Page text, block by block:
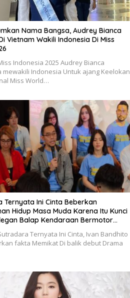
Nama Bangsa, Audrey Bianca
Vietnam Wakili Indonesia Di Miss
Indonesia 2025 Audrey Bianca
mewakili Indonesia Untuk ajang Keelokan
Miss World…
Ternyata Ini Cinta Beberkan
Hidup Masa Muda Karena Itu Kunci
Balap Kendaraan Bermotor
Ternyata Ini Cinta, Ivan Bandhito
fakta Memikat Di balik debut Drama